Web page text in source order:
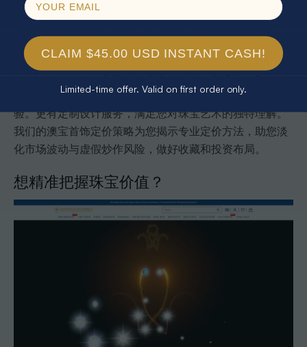
智选择。珠宝不仅是稀缺资产，更承载着历史与文化的独
在African Opal Direct我们致力于解决这些痛点，提供来自
宝均附带权威鉴定证书，确保您享受透明、公正的购买体
验。更有定制设计服务，满足您对珠宝艺术的独特理解。
我们的澳宝首饰定价策略为您揭示专业定价方法，助您淡
化市场波动与虚假炒作风险，做好收藏和投资布局。
想精准把握珠宝价值？
CLAIM $45.00 USD INSTANT CASH!
Limited-time offer. Valid on first order only.